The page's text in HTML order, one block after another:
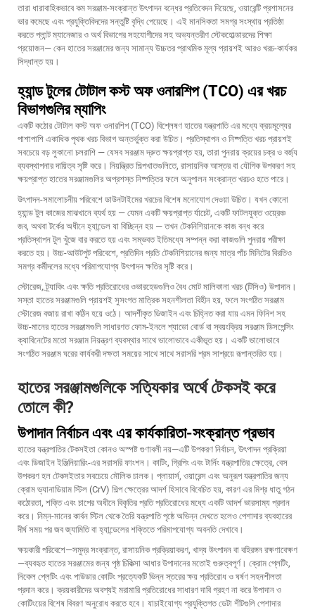
তারা ধারাবাহিকভাবে কম সরঞ্জাম-সংক্রান্ত উৎপাদন বন্ধের প্রতিবেদন দিয়েছে, ওয়ারেন্টি প্রশাসনের
ভার কমেছে এবং প্রযুক্তিবিদদের সন্তুষ্টি বৃদ্ধি পেয়েছে। এই মানসিকতা সমগ্র সংস্থায় প্রতিষ্ঠা
করতে প্লান্ট ম্যানেজার ও অর্থ বিভাগের সহযোগীদের সহ অভ্যন্তরীণ স্টেকহোল্ডারদের শিক্ষা
প্রয়োজন— কেন হাতের সরঞ্জামের জন্য সামান্য উচ্চতর প্রাথমিক মূল্য প্রায়শই আরও খরচ-কার্যকর
সিদ্ধান্ত হয়।
হ্যান্ড টুলের টোটাল কস্ট অফ ওনারশিপ (TCO) এর খরচ
বিভাগগুলির ম্যাপিং
একটি কঠোর টোটাল কস্ট অফ ওনারশিপ (TCO) বিশ্লেষণ হাতের যন্ত্রপাতিএর মধ্যে ক্রয়মূল্যের
পাশাপাশি একাধিক পৃথক খরচ বিভাগ অন্তর্ভুক্ত করা উচিত। প্রতিস্থাপন ও নিষ্পত্তি খরচ প্রায়শই
সবচেয়ে বড় লুকানো চলরাশি — যেসব সরঞ্জাম দ্রুত ক্ষয়প্রাপ্ত হয়, তারা পুনরায় ক্রয়ের চক্র ও বর্জ্য
ব্যবস্থাপনার দায়িত্ব সৃষ্টি করে। নিয়ন্ত্রিত শিল্পখাতগুলিতে, রাসায়নিক আস্তর বা যৌগিক উপকরণ সহ
ক্ষয়প্রাপ্ত হাতের সরঞ্জামগুলির অপ্রশস্ত নিষ্পত্তির ফলে অনুপালন সংক্রান্ত খরচও হতে পারে।
উৎপাদন-সমালোচনীয় পরিবেশে ডাউনটাইমের খরচের বিশেষ মনোযোগ দেওয়া উচিত। যখন কোনো
হ্যান্ড টুল কাজের মাঝখানে ব্যর্থ হয় — যেমন একটি ক্ষয়প্রাপ্ত র্যাচেট, একটি ফাটলযুক্ত ওয়্রেঞ্চ
জব, অথবা টর্কের অধীনে হ্যান্ডেল যা বিচ্ছিন্ন হয় — তখন টেকনিশিয়ানকে কাজ বন্ধ করে
প্রতিস্থাপন টুল খুঁজে বার করতে হয় এবং সম্ভবত ইতিমধ্যে সম্পন্ন করা কাজগুলি পুনরায় পরীক্ষা
করতে হয়। উচ্চ-আউটপুট পরিবেশে, প্রতিদিন প্রতি টেকনিশিয়ানের জন্য মাত্র পাঁচ মিনিটের বিরতিও
সমগ্র কর্মীদলের মধ্যে পরিমাপযোগ্য উৎপাদন ক্ষতির সৃষ্টি করে।
স্টোরেজ, ট্র্যাকিং এবং ক্ষতি প্রতিরোধের ওভারহেডগুলিও বৈধ মোট মালিকানা খরচ (টিসিও) উপাদান।
সস্তা হাতের সরঞ্জামগুলি প্রায়শই সুসংগত মাত্রিক সহনশীলতা বিহীন হয়, ফলে সংগঠিত সরঞ্জাম
স্টোরেজ বজায় রাখা কঠিন হয়ে ওঠে। আদর্শীকৃত ডিজাইন এবং চিহ্নিত করা যায় এমন ফিনিশ সহ
উচ্চ-মানের হাতের সরঞ্জামগুলি সাধারণত ফোম-ইনলে শ্যাডো বোর্ড বা স্বয়ংক্রিয় সরঞ্জাম ডিসপেন্সিং
ক্যাবিনেটের মতো সরঞ্জাম নিয়ন্ত্রণ ব্যবস্থার সাথে ভালোভাবে একীভূত হয়। একটি ভালোভাবে
সংগঠিত সরঞ্জাম ঘরের কার্যকরী দক্ষতা সময়ের সাথে সাথে সরাসরি শ্রম সাশ্রয়ে রূপান্তরিত হয়।
হাতের সরঞ্জামগুলিকে সত্যিকার অর্থে টেকসই করে
তোলে কী?
উপাদান নির্বাচন এবং এর কার্যকারিতা-সংক্রান্ত প্রভাব
হাতের যন্ত্রপাতির টেকসইতা কোনও অস্পষ্ট গুণাবলী নয়—এটি উপকরণ নির্বাচন, উৎপাদন প্রক্রিয়া
এবং ডিজাইন ইঞ্জিনিয়ারিং-এর সরাসরি ফাংশন। কাটিং, গ্রিপিং এবং টার্নিং যন্ত্রপাতির ক্ষেত্রে, বেস
উপকরণ হল টেকসইতার সবচেয়ে মৌলিক চালক। প্লায়ার্স, ওয়ারেন্স এবং অনুরূপ যন্ত্রপাতির জন্য
ক্রোম ভ্যানাডিয়াম স্টিল (CrV) শিল্প ক্ষেত্রের আদর্শ হিসাবে বিবেচিত হয়, কারণ এর মিশ্র ধাতু গঠন
কঠোরতা, শক্তি এবং চাপের অধীনে বিকৃতির প্রতি প্রতিরোধের মধ্যে একটি আদর্শ ভারসাম্য প্রদান
করে। নিম্ন-মানের কার্বন স্টিল থেকে তৈরি যন্ত্রপাতি পৃষ্ঠে অভিন্ন দেখতে হলেও পেশাদার ব্যবহারের
দীর্ঘ সময় পর জব জ্যামিতি বা হ্যান্ডেলের শক্তিতে পরিমাপযোগ্য অবনতি দেখাবে।
ক্ষয়কারী পরিবেশে—সমুদ্র সংক্রান্ত, রাসায়নিক প্রক্রিয়াকরণ, খাদ্য উৎপাদন বা বহিরঙ্গন রক্ষণাবেক্ষণ
—ব্যবহৃত হাতের সরঞ্জামের জন্য পৃষ্ঠ চিকিত্সা আধার উপাদানের মতোই গুরুত্বপূর্ণ। ক্রোম প্লেটিং,
নিকেল প্লেটিং এবং পাউডার কোটিং প্রত্যেকটি ভিন্ন স্তরের ক্ষয় প্রতিরোধ ও ঘর্ষণ সহনশীলতা
প্রদান করে। ক্রয়কারীদের অবশ্যই মরামারি প্রতিরোধের সাধারণ দাবি গ্রহণ না করে উপাদান ও
কোটিংয়ের বিশেষ বিবরণ অনুরোধ করতে হবে। যাচাইযোগ্য প্রযুক্তিগত ডেটা শীটগুলি পেশাদার